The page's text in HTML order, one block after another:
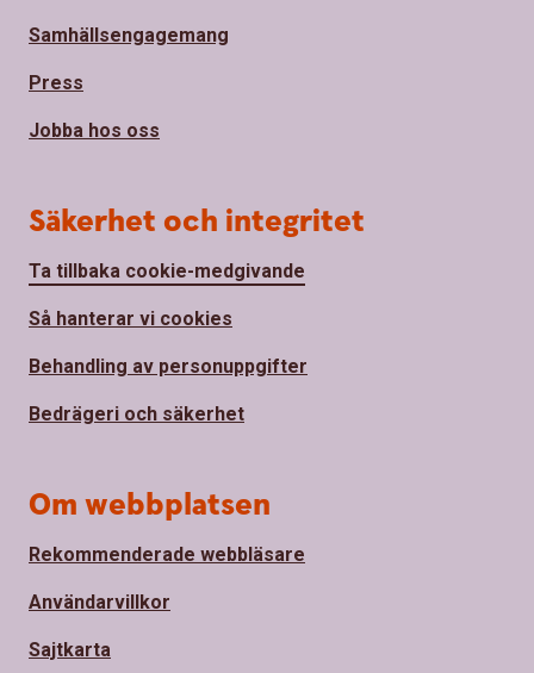
Samhällsengagemang
Press
Jobba hos oss
Säkerhet och integritet
Ta tillbaka cookie-medgivande
Så hanterar vi cookies
Behandling av personuppgifter
Bedrägeri och säkerhet
Om webbplatsen
Rekommenderade webbläsare
Användarvillkor
Sajtkarta